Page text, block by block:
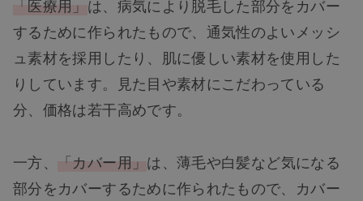
「医療用」 は、病気により脱毛した部分をカバー
するために作られたもので、通気性のよいメッシ
ュ素材を採用したり、肌に優しい素材を使用した
りしています。見た目や素材にこだわっている
分、価格は若干高めです。
一方、 「カバー用」 は、薄毛や白髪など気になる
部分をカバーするために作られたもので、カバー